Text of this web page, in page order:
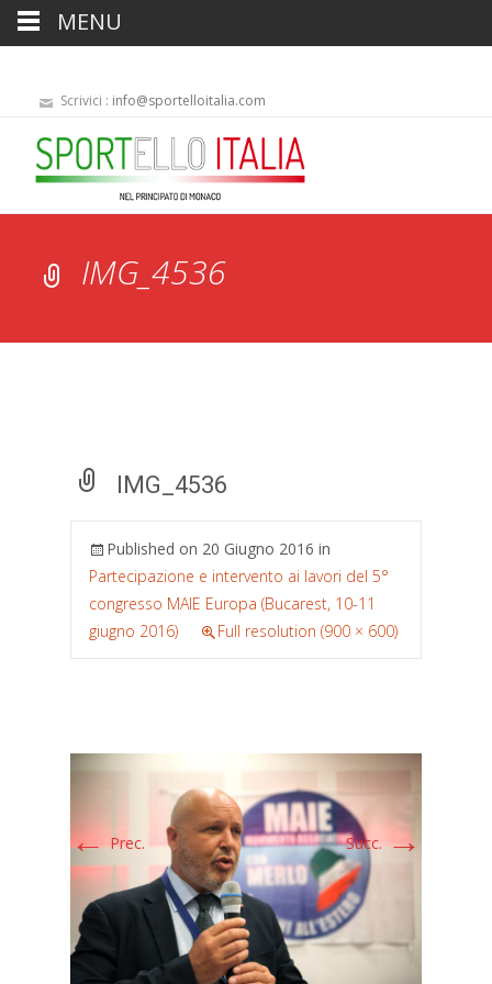
Scrivici : info@sportelloitalia.com
IMG_4536
IMG_4536
Published on 20 Giugno 2016 in
Partecipazione e intervento ai lavori del 5°
congresso MAIE Europa (Bucarest, 10-11
giugno 2016)
Full resolution (900 × 600)
←Prec. Succ. →
MENU